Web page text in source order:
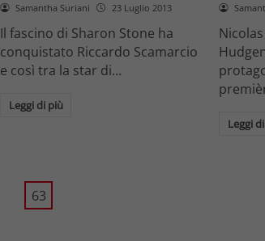
Samantha Suriani 23 Luglio 2013
Il fascino di Sharon Stone ha
conquistato Riccardo Scamarcio
e così tra la star di…
Leggi di più
Leggi
63